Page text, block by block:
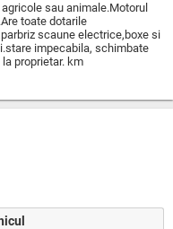
sau animale.Motorul
toate dotarile
scaune electrice,boxe si
impecabila, schimbate
proprietar. km